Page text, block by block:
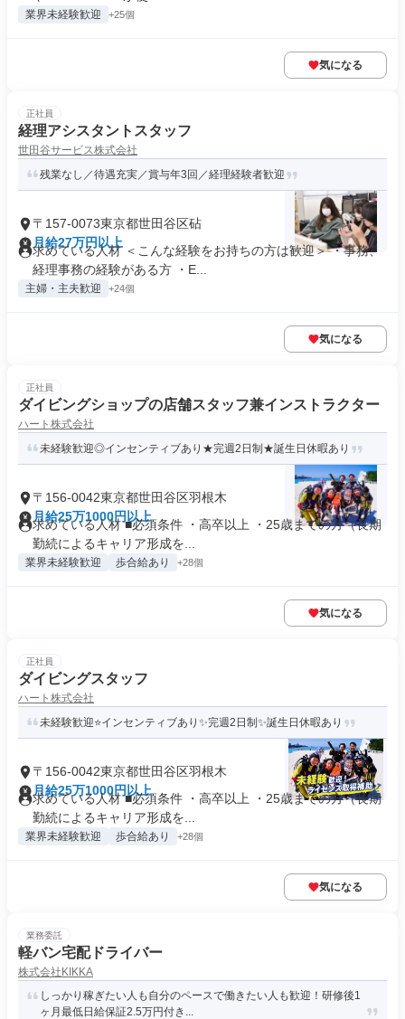
業界未経験歓迎 +25個
気になる
正社員
経理アシスタントスタッフ
世田谷サービス株式会社
残業なし／待遇充実／賞与年3回／経理経験者歓迎
〒157-0073東京都世田谷区砧
月給27万円以上
求めている人材 ＜こんな経験をお持ちの方は歓迎＞ ・事務、
経理事務の経験がある方 ・E...
主婦・主夫歓迎 +24個
気になる
正社員
ダイビングショップの店舗スタッフ兼インストラクター
ハート株式会社
未経験歓迎◎インセンティブあり★完週2日制★誕生日休暇あり
〒156-0042東京都世田谷区羽根木
月給25万1000円以上
求めている人材 ■必須条件 ・高卒以上 ・25歳までの方（長期
勤続によるキャリア形成を...
業界未経験歓迎 歩合給あり +28個
気になる
正社員
ダイビングスタッフ
ハート株式会社
未経験歓迎⭐インセンティブあり✨完週2日制✨誕生日休暇あり
〒156-0042東京都世田谷区羽根木
月給25万1000円以上
求めている人材 ■必須条件 ・高卒以上 ・25歳までの方（長期
勤続によるキャリア形成を...
業界未経験歓迎 歩合給あり +28個
気になる
業務委託
軽バン宅配ドライバー
株式会社KIKKA
しっかり稼ぎたい人も自分のペースで働きたい人も歓迎！研修後1
ヶ月最低日給保証2.5万円付き...